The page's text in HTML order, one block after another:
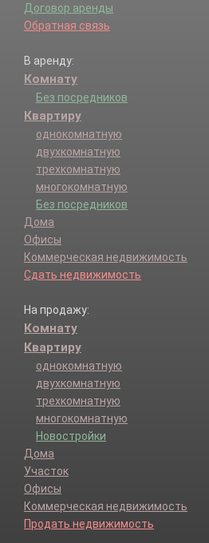
Договор аренды
Обратная связь
В аренду:
Комнату
Без посредников
Квартиру
однокомнатную
двухкомнатную
трехкомнатную
многокомнатную
Без посредников
Дома
Офисы
Коммерческая недвижимость
Сдать недвижимость
На продажу:
Комнату
Квартиру
однокомнатную
двухкомнатную
трехкомнатную
многокомнатную
Новостройки
Дома
Участок
Офисы
Коммерческая недвижимость
Продать недвижимость